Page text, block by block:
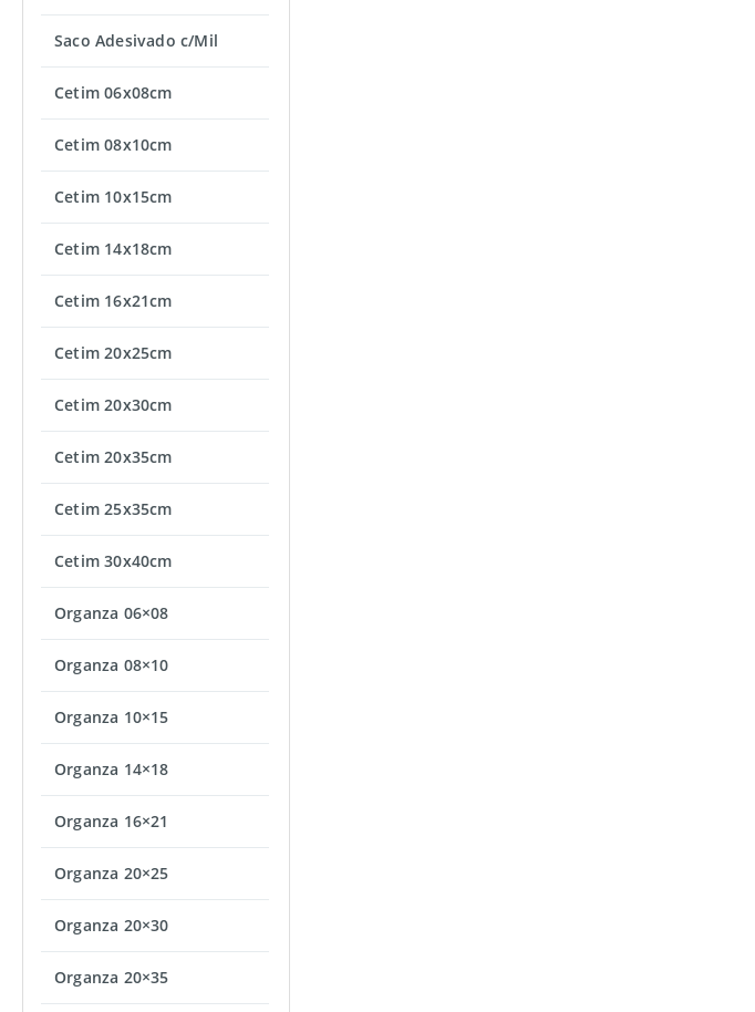
Saco Adesivado c/Mil
Cetim 06x08cm
Cetim 08x10cm
Cetim 10x15cm
Cetim 14x18cm
Cetim 16x21cm
Cetim 20x25cm
Cetim 20x30cm
Cetim 20x35cm
Cetim 25x35cm
Cetim 30x40cm
Organza 06×08
Organza 08×10
Organza 10×15
Organza 14×18
Organza 16×21
Organza 20×25
Organza 20×30
Organza 20×35